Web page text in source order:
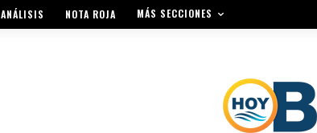
ANÁLISIS NOTA ROJA MÁS SECCIONES